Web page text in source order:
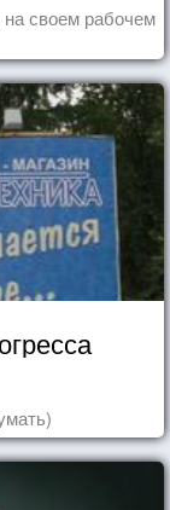
на своем рабочем